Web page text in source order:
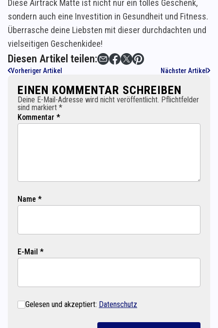
Diese Airtrack Matte ist nicht nur ein tolles Geschenk,
sondern auch eine Investition in Gesundheit und Fitness.
Überrasche deine Liebsten mit dieser durchdachten und
vielseitigen Geschenkidee!
Diesen Artikel teilen:
Vorheriger Artikel Nächster Artikel
EINEN KOMMENTAR SCHREIBEN
Deine E-Mail-Adresse wird nicht veröffentlicht. Pflichtfelder
sind markiert *
Kommentar *
Name *
E-Mail *
Gelesen und akzeptiert: Datenschutz